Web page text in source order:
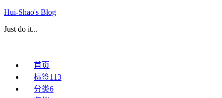
Hui-Shao's Blog
Just do it...
首页
标签113
分类6